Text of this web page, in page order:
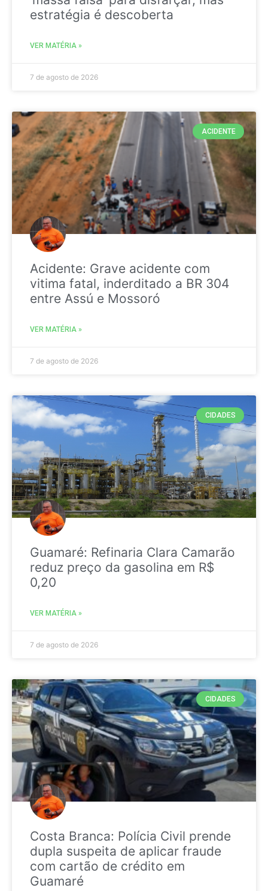
estratégia é descoberta
VER MATÉRIA »
7 de agosto de 2026
ACIDENTE
Acidente: Grave acidente com
vitima fatal, inderditado a BR 304
entre Assú e Mossoró
VER MATÉRIA »
7 de agosto de 2026
CIDADES
Guamaré: Refinaria Clara Camarão
reduz preço da gasolina em R$
0,20
VER MATÉRIA »
7 de agosto de 2026
CIDADES
Costa Branca: Polícia Civil prende
dupla suspeita de aplicar fraude
com cartão de crédito em
Guamaré